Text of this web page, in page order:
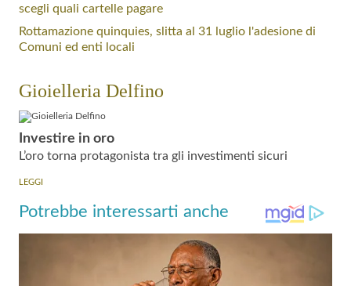
scegli quali cartelle pagare
Rottamazione quinquies, slitta al 31 luglio l'adesione di
Comuni ed enti locali
Gioielleria Delfino
Investire in oro
L’oro torna protagonista tra gli investimenti sicuri
LEGGI